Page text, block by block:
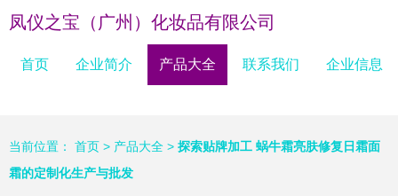
凤仪之宝（广州）化妆品有限公司
首页 企业简介 产品大全 联系我们 企业信息
当前位置： 首页 > 产品大全 > 探索贴牌加工 蜗牛霜亮肤修复日霜面
霜的定制化生产与批发